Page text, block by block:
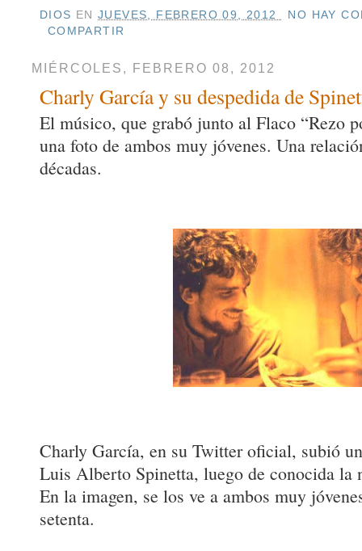
DIOS EN JUEVES, FEBRERO 09, 2012
NO HAY
COMPARTIR
MIÉRCOLES, FEBRERO 08, 2012
Charly García y su despedida de
El músico, que grabó junto al Flaco “Rezo
una foto de ambos muy jóvenes. Una
décadas.
Charly García, en su Twitter oficial, subió
Luis Alberto Spinetta, luego de conocida la
En la imagen, se los ve a ambos muy
setenta.